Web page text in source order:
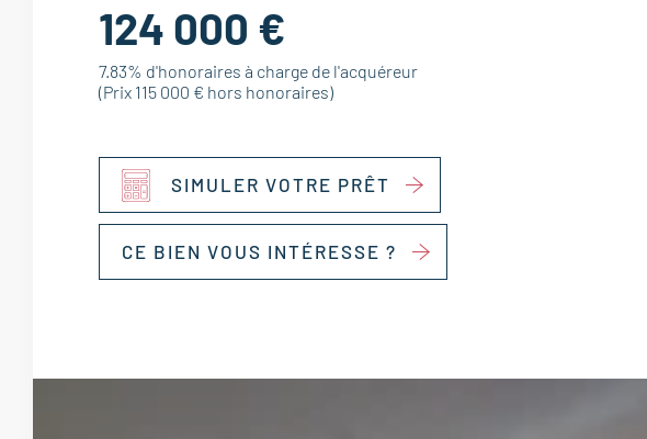
124 000 €
7.83% d'honoraires à charge de l'acquéreur
(Prix 115 000 € hors honoraires)
SIMULER VOTRE PRÊT
CE BIEN VOUS INTÉRESSE ?